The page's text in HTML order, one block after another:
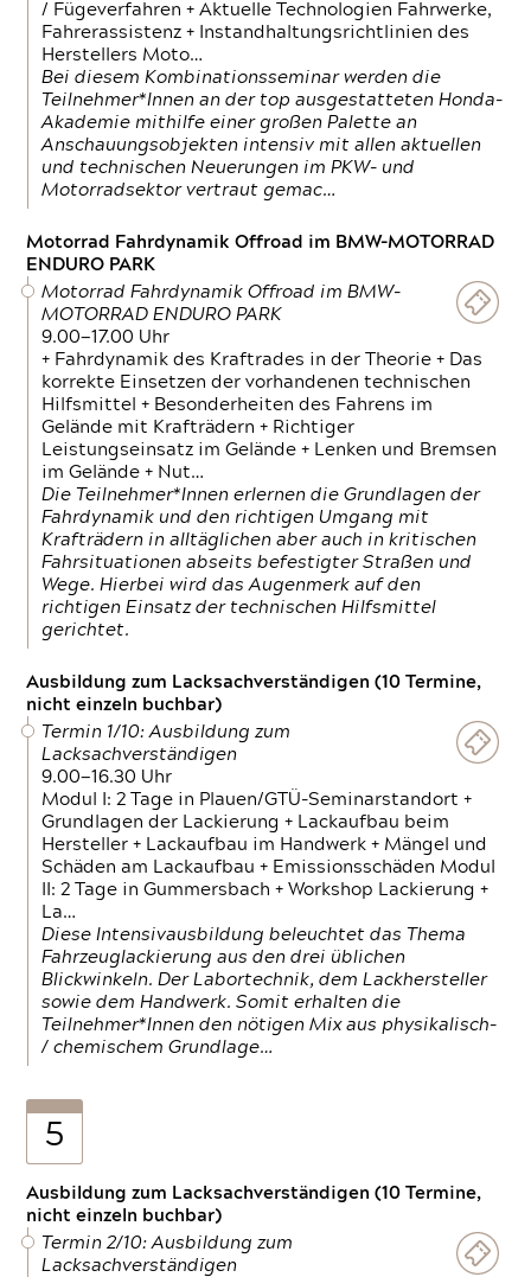
/ Fügeverfahren + Aktuelle Technologien Fahrwerke,
Fahrerassistenz + Instandhaltungsrichtlinien des
Herstellers Moto…
Bei diesem Kombinationsseminar werden die
Teilnehmer*Innen an der top ausgestatteten Honda-
Akademie mithilfe einer großen Palette an
Anschauungsobjekten intensiv mit allen aktuellen
und technischen Neuerungen im PKW- und
Motorradsektor vertraut gemac…
Motorrad Fahrdynamik Offroad im BMW-MOTORRAD
ENDURO PARK
Motorrad Fahrdynamik Offroad im BMW-
MOTORRAD ENDURO PARK
9.00—17.00 Uhr
+ Fahrdynamik des Kraftrades in der Theorie + Das
korrekte Einsetzen der vorhandenen technischen
Hilfsmittel + Besonderheiten des Fahrens im
Gelände mit Krafträdern + Richtiger
Leistungseinsatz im Gelände + Lenken und Bremsen
im Gelände + Nut…
Die Teilnehmer*Innen erlernen die Grundlagen der
Fahrdynamik und den richtigen Umgang mit
Krafträdern in alltäglichen aber auch in kritischen
Fahrsituationen abseits befestigter Straßen und
Wege. Hierbei wird das Augenmerk auf den
richtigen Einsatz der technischen Hilfsmittel
gerichtet.
Ausbildung zum Lacksachverständigen (10 Termine,
nicht einzeln buchbar)
Termin 1/10: Ausbildung zum
Lacksachverständigen
9.00—16.30 Uhr
Modul I: 2 Tage in Plauen/GTÜ-Seminarstandort +
Grundlagen der Lackierung + Lackaufbau beim
Hersteller + Lackaufbau im Handwerk + Mängel und
Schäden am Lackaufbau + Emissionsschäden Modul
II: 2 Tage in Gummersbach + Workshop Lackierung +
La…
Diese Intensivausbildung beleuchtet das Thema
Fahrzeuglackierung aus den drei üblichen
Blickwinkeln. Der Labortechnik, dem Lackhersteller
sowie dem Handwerk. Somit erhalten die
Teilnehmer*Innen den nötigen Mix aus physikalisch-
/ chemischem Grundlage…
5
Ausbildung zum Lacksachverständigen (10 Termine,
nicht einzeln buchbar)
Termin 2/10: Ausbildung zum
Lacksachverständigen